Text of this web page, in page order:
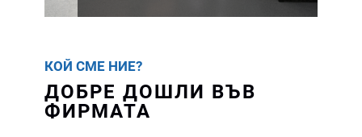
КОЙ СМЕ НИЕ?
ДОБРЕ ДОШЛИ ВЪВ
ФИРМАТА